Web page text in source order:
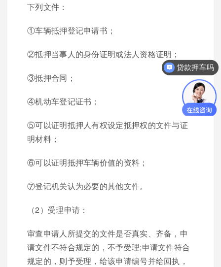
下列文件：
①车辆抵押登记申请书；
②抵押当事人的身份证明或法人资格证明；
③抵押合同；
④机动车登记证书；
⑤可以证明抵押人有权设定抵押权的文件与证
明材料；
⑥可以证明抵押车辆价值的资料；
⑦登记机关认为必要的其他文件。
（2）受理申请：
审查申请人所提交的文件是否真实、齐备，申
请文件不符合规定的，不予受理;申请文件符合
规定的，则予受理，给该申请编号并给回执，
你们是怎么收费的呢？